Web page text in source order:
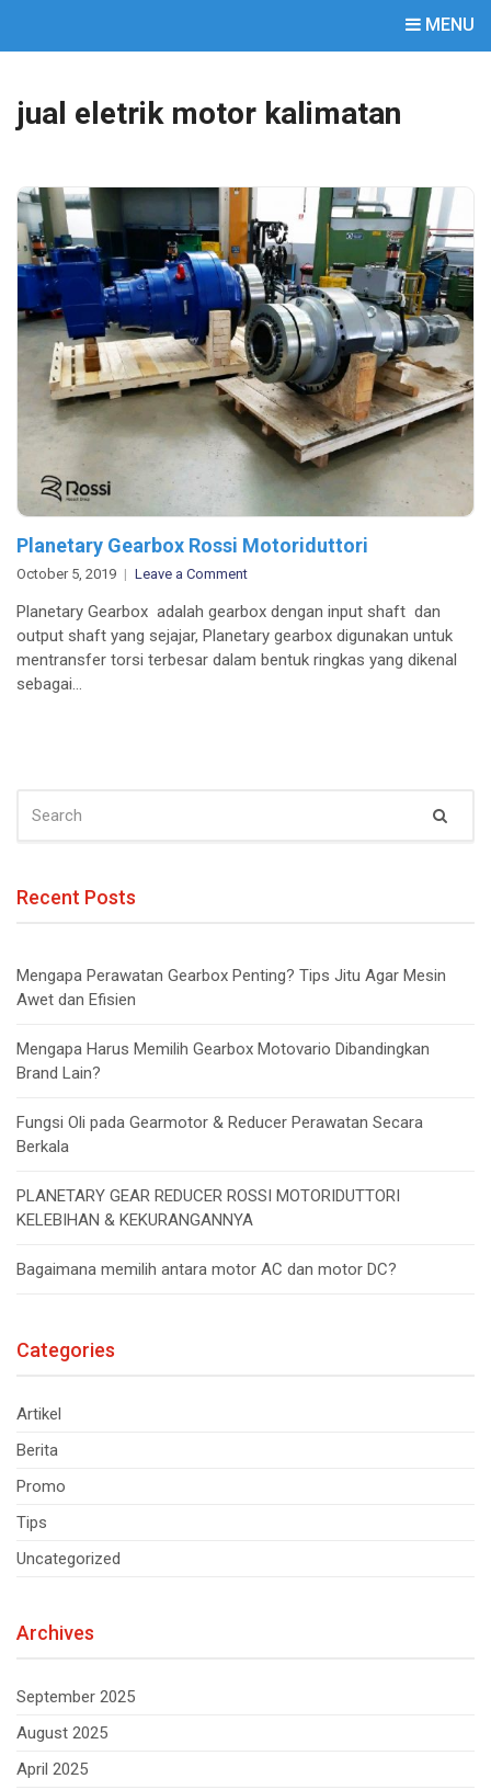
MENU
jual eletrik motor kalimatan
Planetary Gearbox Rossi Motoriduttori
October 5, 2019 Leave a Commenton
Gearbox
Rossi
Motoriduttori
Planetary Gearbox adalah gearbox dengan input shaft dan
output shaft yang sejajar, Planetary gearbox digunakan untuk
mentransfer torsi terbesar dalam bentuk ringkas yang dikenal
sebagai…
FOR:
Recent Posts
Mengapa Perawatan Gearbox Penting? Tips Jitu Agar Mesin
Awet dan Efisien
Mengapa Harus Memilih Gearbox Motovario Dibandingkan
Brand Lain?
Fungsi Oli pada Gearmotor & Reducer Perawatan Secara
Berkala
PLANETARY GEAR REDUCER ROSSI MOTORIDUTTORI
KELEBIHAN & KEKURANGANNYA
Bagaimana memilih antara motor AC dan motor DC?
Categories
Artikel
Berita
Promo
Tips
Uncategorized
Archives
September 2025
August 2025
April 2025